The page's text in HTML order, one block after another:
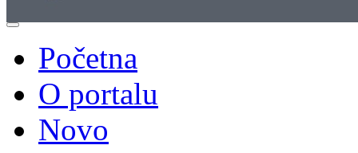
Početna
O portalu
Novo